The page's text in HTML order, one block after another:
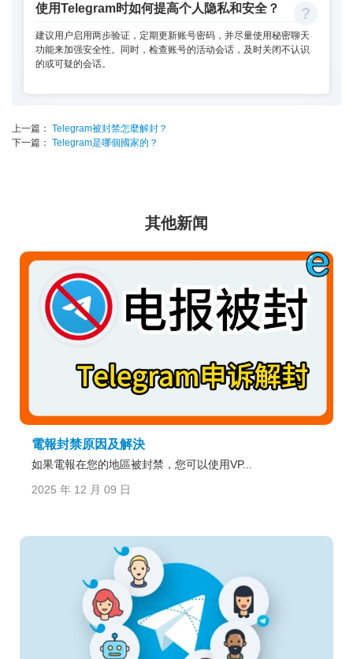
使用Telegram时如何提高个人隐私和安全？
建议用户启用两步验证，定期更新账号密码，并尽量使用秘密聊天
功能来加强安全性。同时，检查账号的活动会话，及时关闭不认识
的或可疑的会话。
上一篇： Telegram被封禁怎麼解封？
下一篇： Telegram是哪個國家的？
其他新闻
電報封禁原因及解決
如果電報在您的地區被封禁，您可以使用VP...
2025 年 12 月 09 日